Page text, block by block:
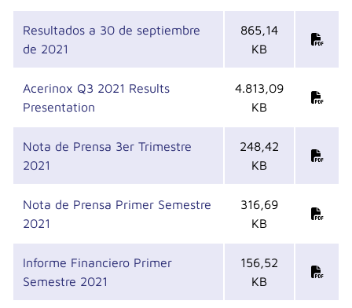
Resultados a 30 de septiembre
de 2021
865,14
KB
Acerinox Q3 2021 Results
Presentation
4.813,09
KB
Nota de Prensa 3er Trimestre
2021
248,42
KB
Nota de Prensa Primer Semestre
2021
316,69
KB
Informe Financiero Primer
Semestre 2021
156,52
KB